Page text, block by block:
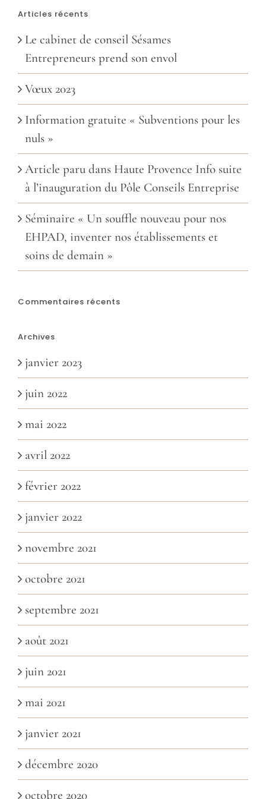
Articles récents
Le cabinet de conseil Sésames
Entrepreneurs prend son envol
Vœux 2023
Information gratuite « Subventions pour les
nuls »
Article paru dans Haute Provence Info suite
à l’inauguration du Pôle Conseils Entreprise
Séminaire « Un souffle nouveau pour nos
EHPAD, inventer nos établissements et
soins de demain »
Commentaires récents
Archives
janvier 2023
juin 2022
mai 2022
avril 2022
février 2022
janvier 2022
novembre 2021
octobre 2021
septembre 2021
août 2021
juin 2021
mai 2021
janvier 2021
décembre 2020
octobre 2020